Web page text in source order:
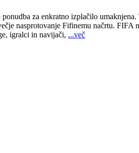
za enkratno izplačilo
nasprotovanje Fifinemu načrtu. FIFA
igralci in navijači, ...več